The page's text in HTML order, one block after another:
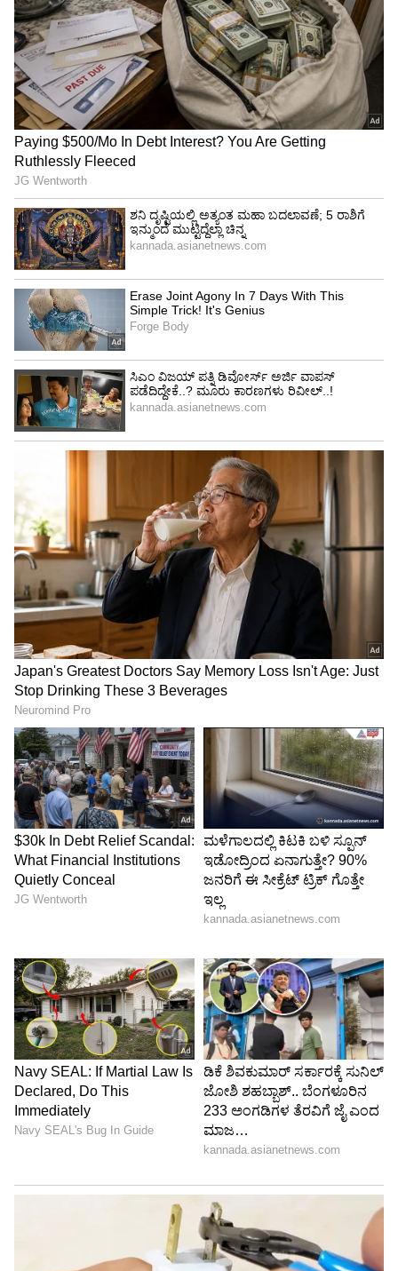
ಇಂದಿನ ಬೆಳ್ಳಿ ದರ
ಇನ್ನು, ದೇಶದಲ್ಲಿ ನಿನ್ನೆಗೆ ಹೋಲಿಸಿದರೆ ಬೆಳ್ಳಿ ದರದಲ್ಲಿ
ಯಥಾಸ್ಥಿತಿ ಕಾಯ್ದುಕೊಂಡಿದೆ. ಭಾರತದಲ್ಲಿ ಬೆಳ್ಳಿ ದರವು
ಅಂತಾರಾಷ್ಟ್ರೀಯ ಮಟ್ಟದಲ್ಲಿ ಉಂಟಾಗುವ ವ್ಯತ್ಯಾಸಗಳ
ಮೇಲೆ ಹಾಗೂ ಡಾಲರ್ ವಿರುದ್ಧ ರೂಪಾಯಿಯ ಪ್ರದರ್ಶನದ
ಮೇಲೆ ಅವಲಂಬಿತವಾಗಿದ್ದು, ಇದರಿಂದ ದೇಶೀಯ ಚಿನ್ನ-ಬೆಳ್ಳಿ
ದರಗಳ ಮೇಲೆ ಪರಿಣಾಮ ಬೀರುತ್ತಿರುತ್ತದೆ. ರೂಪಾಯಿ
ಮೌಲ್ಯದಲ್ಲಿ ಏರಿಕೆ - ಇಳಿಕೆಯಾದಂತೆಯೂ ಚಿನ್ನ - ಬೆಳ್ಳಿ ದರ
ವ್ಯತ್ಯಾಸವಾಗುತ್ತಿದೆ.
ಬೆಂಗಳೂರು ಹಾಗೂ ಇತರೆಡೆ ಸಿಲ್ವರ್ ರೇಟ್
ದೇಶಾದ್ಯಂತ ಇಂದು ಬಂಗಾರದ ದರದಲ್ಲಿ ಇಳಿಕೆಯಾಗಿದೆ.
ಆದರೆ ಬೆಳ್ಳಿ ಬೆಲೆಯಲ್ಲಿ ಯಾವುದೇ ವ್ಯತ್ಯಾಸವಾಗಿಲ್ಲ. ಇಂದು,
ಬೆಂಗಳೂರಿನಲ್ಲಿ 10 gm, 100 gm, 1000 gm (1ಕೆಜಿ) ಬೆಳ್ಳಿ
ದರ ಕ್ರಮವಾಗಿ ರೂ. 762, ರೂ. 7,620 ಹಾಗೂ ರೂ. 76,200
ಗಳಾಗಿವೆ. ಇನ್ನು, ದೇಶದ ಇತರೆ ಪ್ರಮುಖ ನಗರಗಳಾದ
ಚೆನ್ನೈನಲ್ಲಿ ಒಂದು ಕೆಜಿ ಬೆಳ್ಳಿ ದರ ರೂ. 76,200 ಆಗಿದ್ದು,
ವಾಣಿಜ್ಯ ರಾಜಧಾನಿ ಮುಂಬೈನಲ್ಲಿ ರೂ. 72,900 ಹಾಗೂ
ಕೋಲ್ಕತ್ತದಲ್ಲಿ 1 ಕೆಜಿ ಬೆಳ್ಳಿ ದರ ರೂ. 72,900 ಆಗಿದೆ. ಅದೇ
ರೀತಿ, ರಾಷ್ಟ್ರ ರಾಜಧಾನಿ ದೆಹಲಿಯಲ್ಲಿ 1 ಕೆಜಿ ಬೆಳ್ಳಿ ದರ
72,900 ರೂ. ಆಗಿದ್ದು, ಬೆಲೆಯಲ್ಲಿ ಯಾವುದೇ
ವ್ಯತ್ಯಾಸವಾಗಿಲ್ಲ.